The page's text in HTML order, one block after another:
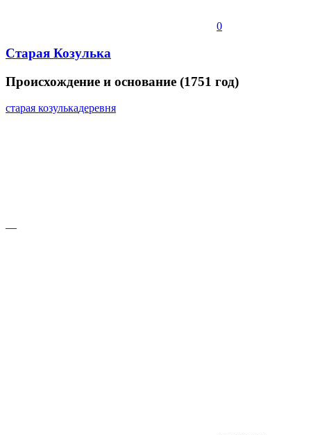
0
Старая Козулька
Происхождение и основание (1751 год)
старая козулькадеревня
—